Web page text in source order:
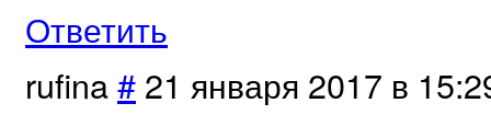
Ответить
rufina# 21 января 2017 в